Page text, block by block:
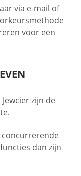
via e-mail of
voor een
zijn de
concurrerende
dan zijn